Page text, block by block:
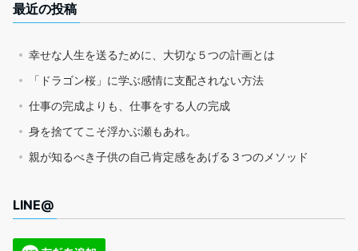
最近の投稿
幸せな人生を送るために、大切な５つの計画とは
「ドラゴン桜」に学ぶ感情に支配されない方法
仕事の完成よりも、仕事をする人の完成
身を捨ててこそ浮かぶ瀬もあれ。
親が知るべき子供の自己肯定感をあげる３つのメソッド
LINE@